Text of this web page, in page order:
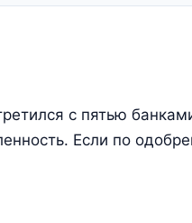
с пятью
Если по